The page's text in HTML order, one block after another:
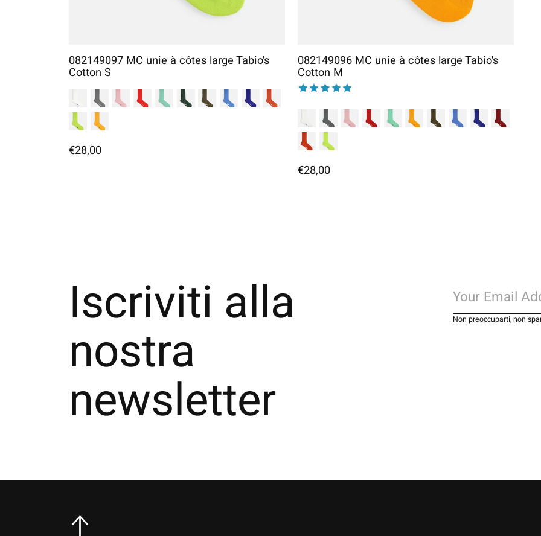
082149097 MC unie à côtes large Tabio's
Cotton S
€28,00
082149096 MC unie à côtes large Tabio's
Cotton M
The rating of this product is
€28,00
Iscriviti alla
nostra
newsletter
Non preoccuparti, non